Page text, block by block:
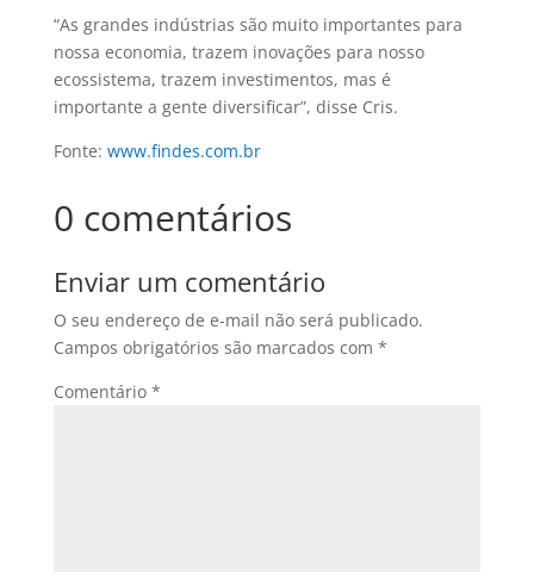
“As grandes indústrias são muito importantes para
nossa economia, trazem inovações para nosso
ecossistema, trazem investimentos, mas é
importante a gente diversificar”, disse Cris.
Fonte: www.findes.com.br
0 comentários
Enviar um comentário
O seu endereço de e-mail não será publicado.
Campos obrigatórios são marcados com *
Comentário *